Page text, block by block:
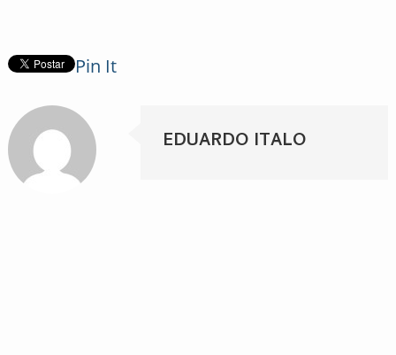
Pin It
EDUARDO ITALO